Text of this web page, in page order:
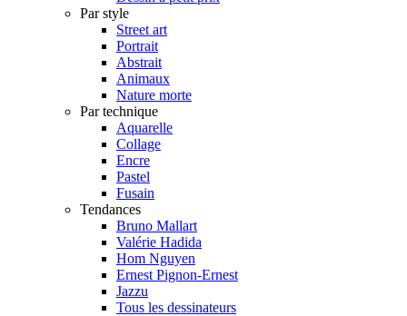
Par style
Street art
Portrait
Abstrait
Animaux
Nature morte
Par technique
Aquarelle
Collage
Encre
Pastel
Fusain
Tendances
Bruno Mallart
Valérie Hadida
Hom Nguyen
Ernest Pignon-Ernest
Jazzu
Tous les dessinateurs